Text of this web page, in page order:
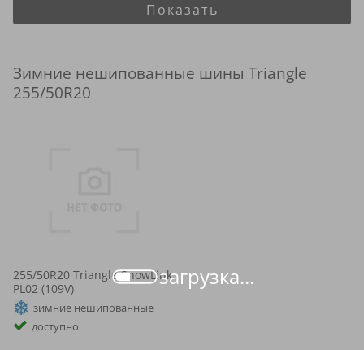
загрузка...
Показать
Зимние нешипованные шины Triangle
255/50R20
255/50R20 Triangle SnowLink
PL02 (109V)
зимние нешипованные
доступно